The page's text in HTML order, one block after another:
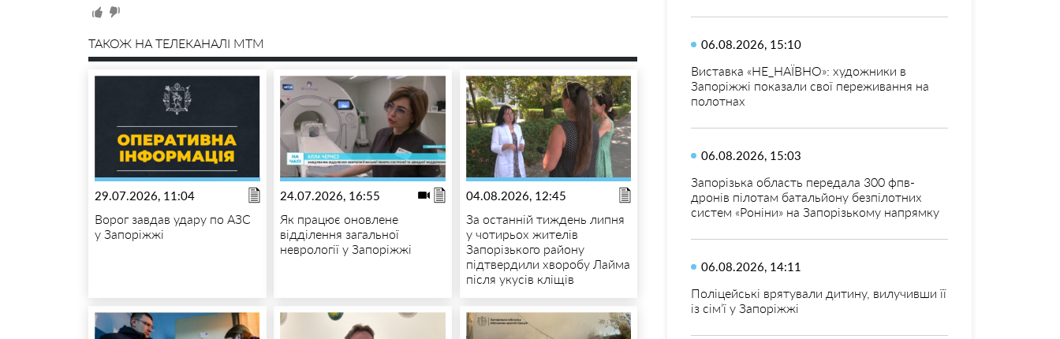
ТАКОЖ НА ТЕЛЕКАНАЛІ MTM
29.07.2026, 11:04
Ворог завдав удару по АЗС
у Запоріжжі
24.07.2026, 16:55
Як працює оновлене
відділення загальної
неврології у Запоріжжі
04.08.2026, 12:45
За останній тиждень липня
у чотирьох жителів
Запорізького району
підтвердили хворобу Лайма
після укусів кліщів
06.08.2026, 15:10
Виставка «НЕ_НАЇВНО»: художники в
Запоріжжі показали свої переживання на
полотнах
06.08.2026, 15:03
Запорізька область передала 300 фпв-
дронів пілотам батальйону безпілотних
систем «Роніни» на Запорізькому напрямку
06.08.2026, 14:11
Поліцейські врятували дитину, вилучивши її
із сім’ї у Запоріжжі